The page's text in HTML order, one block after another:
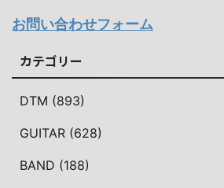
お問い合わせフォーム
カテゴリー
DTM (893)
GUITAR (628)
BAND (188)